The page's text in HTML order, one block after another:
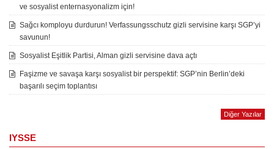
ve sosyalist enternasyonalizm için!
Sağcı komployu durdurun! Verfassungsschutz gizli servisine karşı SGP’yi
savunun!
Sosyalist Eşitlik Partisi, Alman gizli servisine dava açtı
Faşizme ve savaşa karşı sosyalist bir perspektif: SGP’nin Berlin’deki
başarılı seçim toplantısı
Diğer Yazılar
IYSSE